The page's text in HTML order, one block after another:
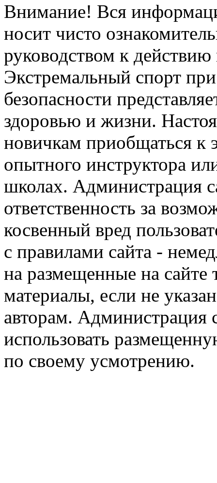
Внимание! Вся
носит чисто
руководством к
Экстремальный спорт
безопасности
здоровью и жизни.
новичкам приобщаться к
опытного инструктора
школах. Администрация
ответственность за
косвенный вред
с правилами сайта -
на размещенные на сайте
материалы, если не
авторам. Администрация
использовать
по своему усмотрению.